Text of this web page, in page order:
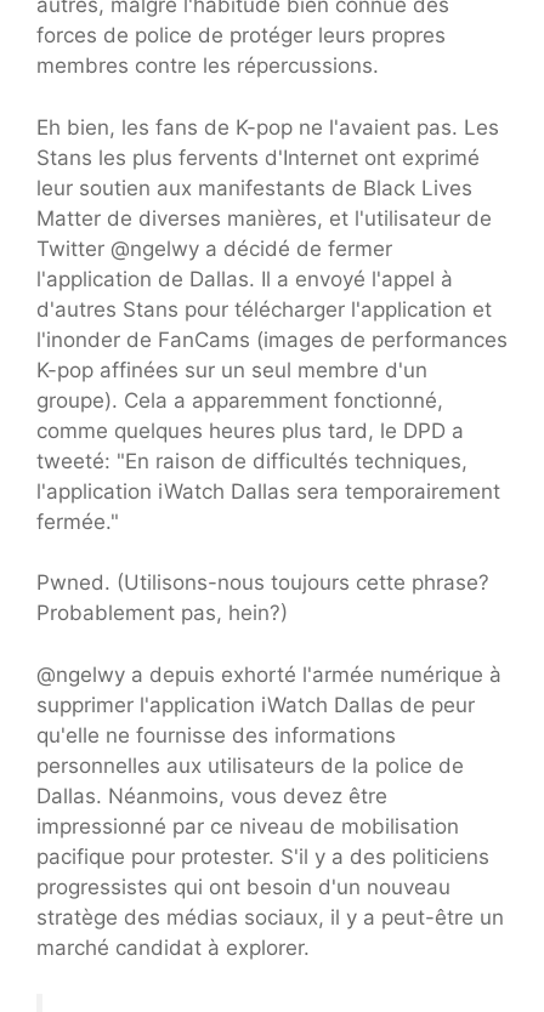
autres, malgré l'habitude bien connue des
forces de police de protéger leurs propres
membres contre les répercussions.
Eh bien, les fans de K-pop ne l'avaient pas. Les
Stans les plus fervents d'Internet ont exprimé
leur soutien aux manifestants de Black Lives
Matter de diverses manières, et l'utilisateur de
Twitter @ngelwy a décidé de fermer
l'application de Dallas. Il a envoyé l'appel à
d'autres Stans pour télécharger l'application et
l'inonder de FanCams (images de performances
K-pop affinées sur un seul membre d'un
groupe). Cela a apparemment fonctionné,
comme quelques heures plus tard, le DPD a
tweeté: "En raison de difficultés techniques,
l'application iWatch Dallas sera temporairement
fermée."
Pwned. (Utilisons-nous toujours cette phrase?
Probablement pas, hein?)
@ngelwy a depuis exhorté l'armée numérique à
supprimer l'application iWatch Dallas de peur
qu'elle ne fournisse des informations
personnelles aux utilisateurs de la police de
Dallas. Néanmoins, vous devez être
impressionné par ce niveau de mobilisation
pacifique pour protester. S'il y a des politiciens
progressistes qui ont besoin d'un nouveau
stratège des médias sociaux, il y a peut-être un
marché candidat à explorer.